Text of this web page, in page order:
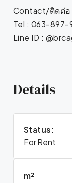
Contact/ติดต่อ
Tel : 063-897-
Line ID :
Details
Status:
For Rent
m²